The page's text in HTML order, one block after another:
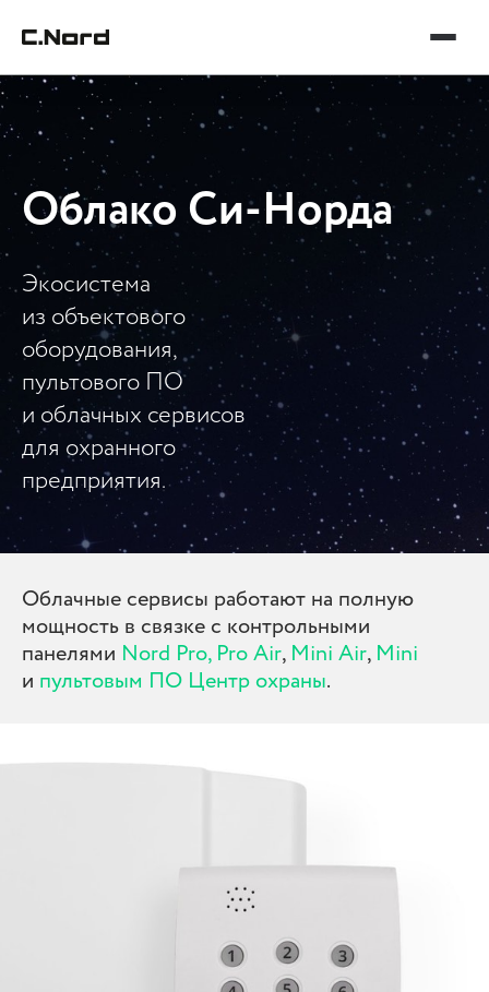
Облако Си-Норда
Экосистема
из объектового
оборудования,
пультового ПО
и облачных сервисов
для охранного
предприятия.
Облачные сервисы работают на полную
мощность в связке с контрольными
панелями Nord Pro, Pro Air, Mini Air, Mini
и пультовым ПО Центр охраны.